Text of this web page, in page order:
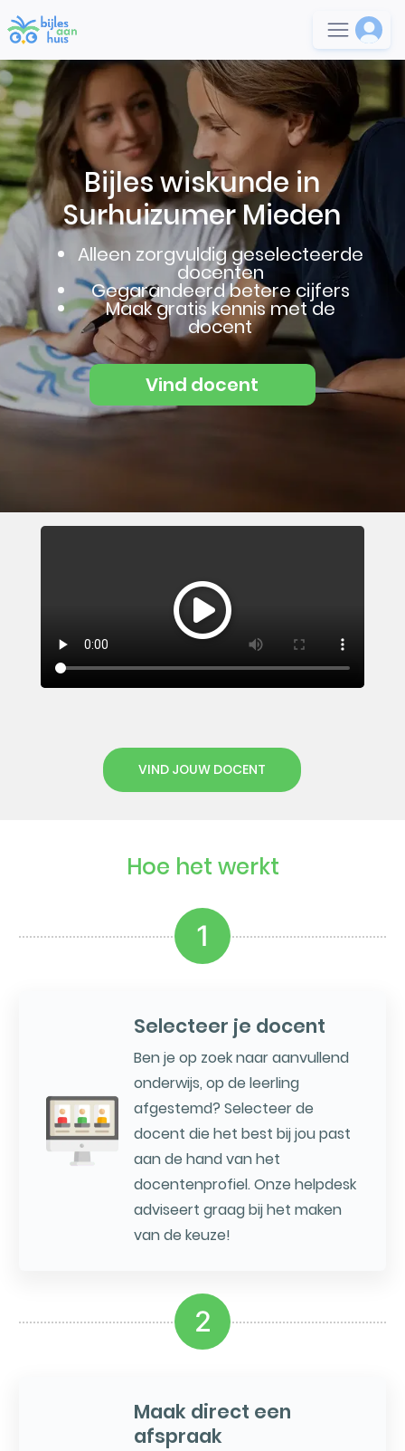
Bijles wiskunde in
Surhuizumer Mieden
Alleen zorgvuldig geselecteerde
docenten
Gegarandeerd betere cijfers
Maak gratis kennis met de
docent
Vind docent
VIND JOUW DOCENT
Hoe het werkt
1
Selecteer je docent
Ben je op zoek naar aanvullend
onderwijs, op de leerling
afgestemd? Selecteer de
docent die het best bij jou past
aan de hand van het
docentenprofiel. Onze helpdesk
adviseert graag bij het maken
van de keuze!
2
Maak direct een
afspraak